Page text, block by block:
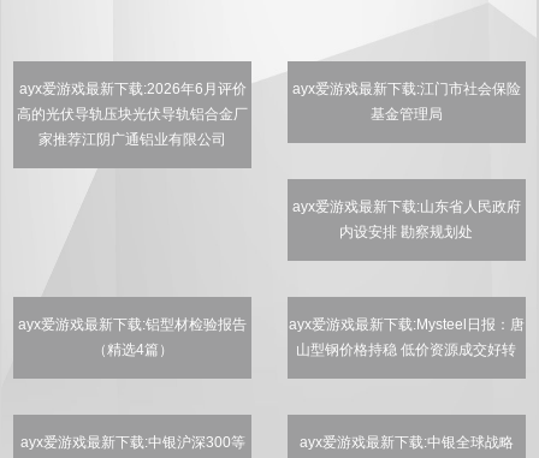
ayx爱游戏最新下载:2026年6月评价
高的光伏导轨压块光伏导轨铝合金厂
家推荐江阴广通铝业有限公司
ayx爱游戏最新下载:江门市社会保险
基金管理局
ayx爱游戏最新下载:山东省人民政府
内设安排 勘察规划处
ayx爱游戏最新下载:铝型材检验报告
（精选4篇）
ayx爱游戏最新下载:Mysteel日报：唐
山型钢价格持稳 低价资源成交好转
ayx爱游戏最新下载:中银沪深300等
ayx爱游戏最新下载:中银全球战略